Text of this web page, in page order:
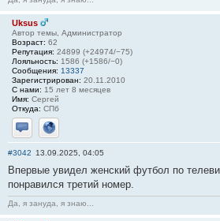
Uksus
Автор темы, Администратор
Возраст: 62
Репутация: 24899 (+24974/−75)
Лояльность: 1586 (+1586/−0)
Сообщения: 13337
Зарегистрирован: 20.11.2010
С нами: 15 лет 8 месяцев
Имя: Сергей
Откуда: СПб
Отправить личное сообщение
Сайт
#3042 13.09.2025, 04:05
Впервые увидел женский футбол по
понравился третий номер.
Да, я зануда, я знаю...